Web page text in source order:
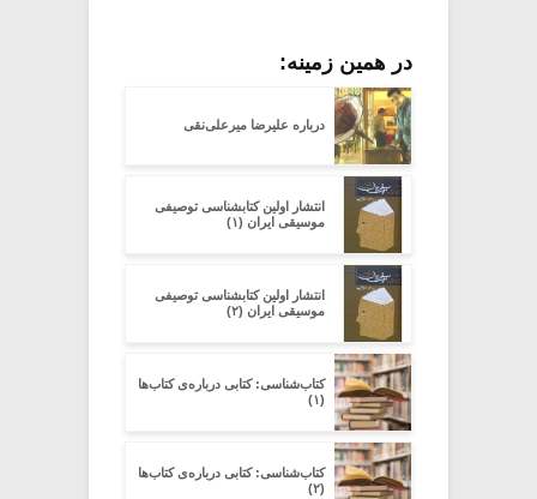
در همین زمینه:
درباره علیرضا میرعلی‌نقی
انتشار اولین کتابشناسی توصیفی
موسیقی ایران (۱)
انتشار اولین کتابشناسی توصیفی
موسیقی ایران (۲)
کتاب‌شناسی: کتابی درباره‌ی کتاب‌ها
(۱)
کتاب‌شناسی: کتابی درباره‌ی کتاب‌ها
(۲)